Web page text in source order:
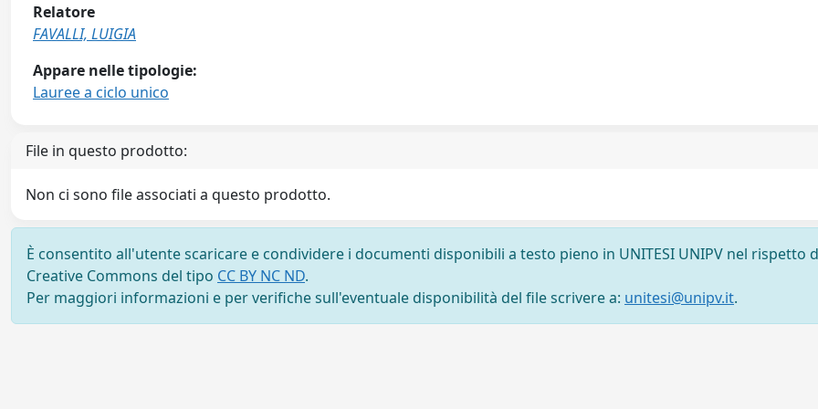
Relatore
FAVALLI, LUIGIA
Appare nelle tipologie:
Lauree a ciclo unico
File in questo prodotto:
Non ci sono file associati a questo prodotto.
È consentito all'utente scaricare e condividere i documenti disponibili a testo pieno in UNITESI UNIPV nel rispetto
Creative Commons del tipo CC BY NC ND.
Per maggiori informazioni e per verifiche sull'eventuale disponibilità del file scrivere a: unitesi@unipv.it.